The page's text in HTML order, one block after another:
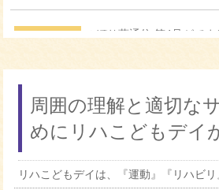
のぼり藤通信 第4号がでま
2026.05.20 特別養護老人ホーム木の
就労継続支援Ｂ型ポプラ
周囲の理解と適切な
めにリハこどもデイ
リハこどもデイは、『運動』『リハビ